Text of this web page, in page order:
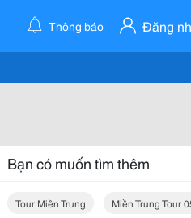
Thông báo Đăng
Bạn có muốn tìm thêm
Tour Miền Trung Miền Trung Tour